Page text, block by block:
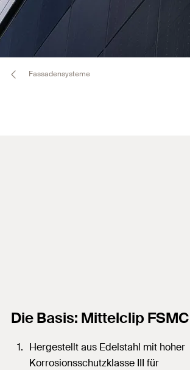
Fassadensysteme
Die Basis: Mittelclip
Hergestellt aus Edelstahl mit hoher
Korrosionsschutzklasse III für